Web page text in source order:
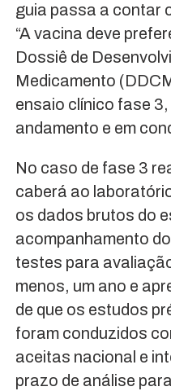
guia passa a contar
“A vacina deve
Dossiê de
Medicamento
ensaio clínico fase
andamento e em
No caso de fase 3
caberá ao
os dados brutos do
acompanhamento
testes para
menos, um ano e
de que os estudos
foram conduzidos
aceitas nacional e
prazo de análise